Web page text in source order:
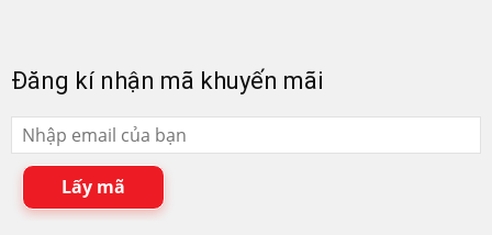
Đăng kí nhận mã khuyến mãi
Lấy mã